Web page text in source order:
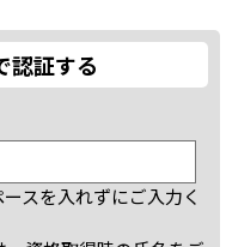
認証する
スを入れずにご入力く